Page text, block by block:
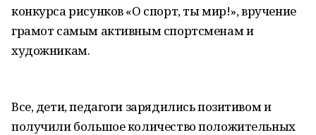
конкурса рисунков «О спорт, ты мир!», вручение
грамот самым активным спортсменам и
художникам.
Все, дети, педагоги зарядились позитивом и
получили большое количество положительных